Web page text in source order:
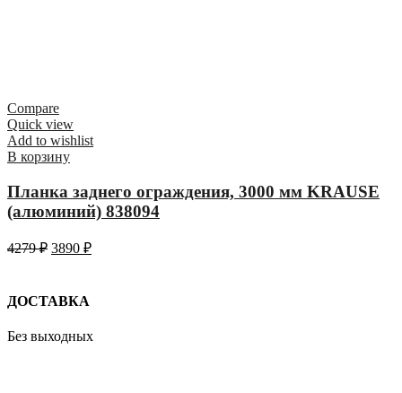
Compare
Quick view
Add to wishlist
В корзину
Планка заднего ограждения, 3000 мм KRAUSE
(алюминий) 838094
4279₽ 3890 ₽
ДОСТАВКА
Без выходных